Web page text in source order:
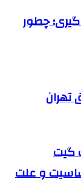
گیری؛ چطور
گیت
و علت